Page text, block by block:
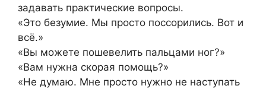
задавать практические вопросы.
«Это безумие. Мы просто поссорились. Вот и
всё.»
«Вы можете пошевелить пальцами ног?»
«Вам нужна скорая помощь?»
«Не думаю. Мне просто нужно не наступать